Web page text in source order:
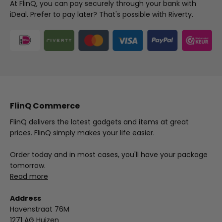
At FlinQ, you can pay securely through your bank with
iDeal. Prefer to pay later? That's possible with Riverty.
FlinQ Commerce
FlinQ delivers the latest gadgets and items at great
prices. FlinQ simply makes your life easier.
Order today and in most cases, you'll have your package
tomorrow.
Read more
Address
Havenstraat 76M